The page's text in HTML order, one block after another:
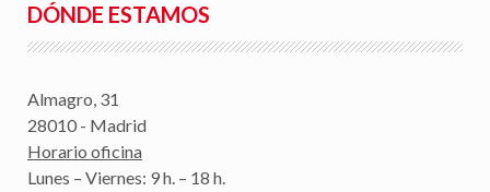
DÓNDE ESTAMOS
Almagro, 31
28010 - Madrid
Horario oficina
Lunes – Viernes: 9 h. – 18 h.